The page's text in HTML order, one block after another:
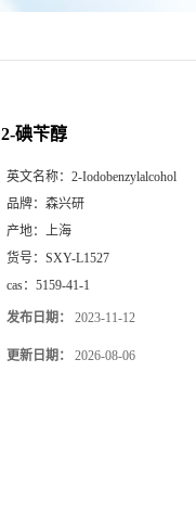
2-碘苄醇
英文名称： 2-Iodobenzylalcohol
品牌： 森兴研
产地： 上海
货号： SXY-L1527
cas： 5159-41-1
发布日期： 2023-11-12
更新日期： 2026-08-06